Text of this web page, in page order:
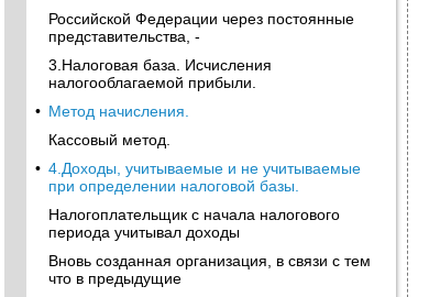
Российской Федерации через постоянные
представительства, -
3.Налоговая база. Исчисления
налогооблагаемой прибыли.
• Метод начисления.
Кассовый метод.
• 4.Доходы, учитываемые и не учитываемые
при определении налоговой базы.
Налогоплательщик с начала налогового
периода учитывал доходы
Вновь созданная организация, в связи с тем
что в предыдущие